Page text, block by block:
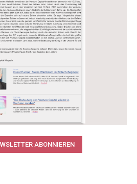
ABONNIEREN